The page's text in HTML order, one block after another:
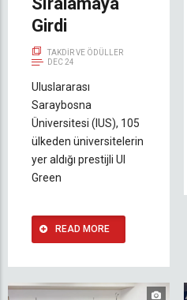
Girdi
TAKDIR VE ÖDÜLLER
DEC 24
Uluslararası
Saraybosna
Üniversitesi (IUS), 105
ülkeden üniversitelerin
yer aldığı prestijli UI
Green
READ MORE